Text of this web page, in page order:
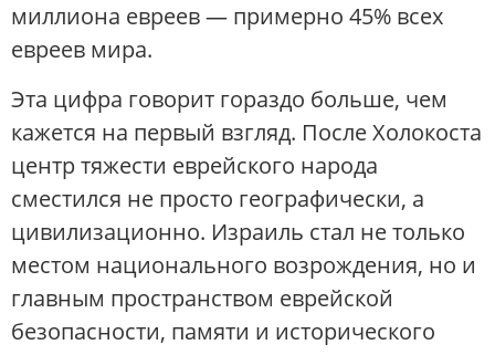
миллиона евреев — примерно 45% всех
евреев мира.
Эта цифра говорит гораздо больше, чем
кажется на первый взгляд. После Холокоста
центр тяжести еврейского народа
сместился не просто географически, а
цивилизационно. Израиль стал не только
местом национального возрождения, но и
главным пространством еврейской
безопасности, памяти и исторического